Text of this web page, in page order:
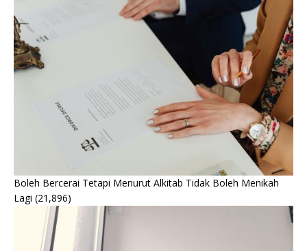
Boleh Bercerai Tetapi Menurut Alkitab Tidak Boleh Menikah
Lagi (21,896)